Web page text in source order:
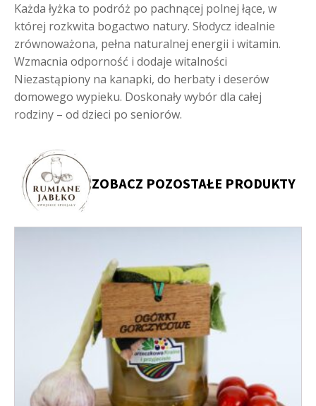
Każda łyżka to podróż po pachnącej polnej łące, w
której rozkwita bogactwo natury. Słodycz idealnie
zrównoważona, pełna naturalnej energii i witamin.
Wzmacnia odporność i dodaje witalności
Niezastąpiony na kanapki, do herbaty i deserów
domowego wypieku. Doskonały wybór dla całej
rodziny – od dzieci po seniorów.
ZOBACZ POZOSTAŁE PRODUKTY